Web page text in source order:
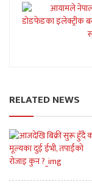
RELATED NEWS